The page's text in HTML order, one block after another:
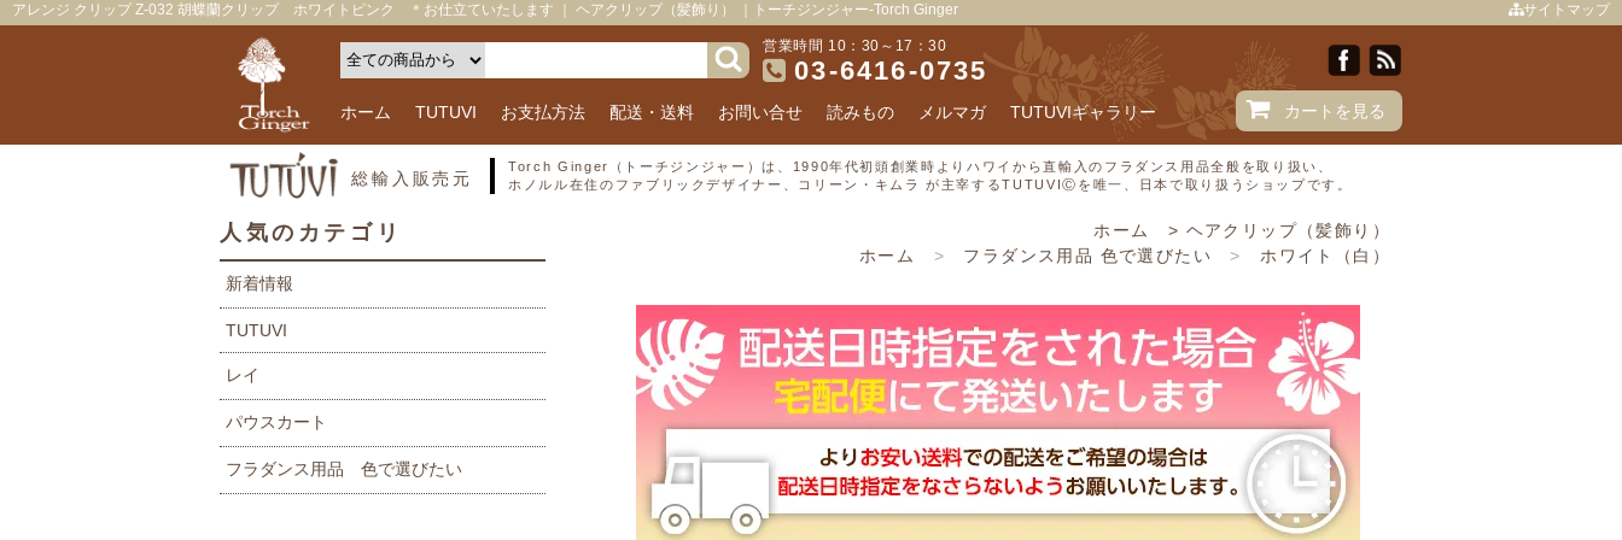
アレンジ クリップ Z-032 胡蝶蘭クリップ ホワイトピンク ＊お仕立ていたします ｜ ヘアクリップ（髪飾り） ｜トーチジンジャー-Torch Ginger サイトマップ
営業時間 10：30～17：30
03-6416-0735
ホーム TUTUVI お支払方法 配送・送料 お問い合せ 読みもの メルマガ TUTUVIギャラリー カートを見る
総輸入販売元
Torch Ginger（トーチジンジャー）は、1990年代初頭創業時よりハワイから直輸入のフラダンス用品全般を取り扱い、
ホノルル在住のファブリックデザイナー、コリーン・キムラ が主宰するTUTUVIⒸを唯一、日本で取り扱うショップです。
ホーム > ヘアクリップ（髪飾り）
ホーム
> フラダンス用品 色で選びたい >
ホワイト（白）
人気のカテゴリ
新着情報
TUTUVI
レイ
パウスカート
フラダンス用品 色で選びたい